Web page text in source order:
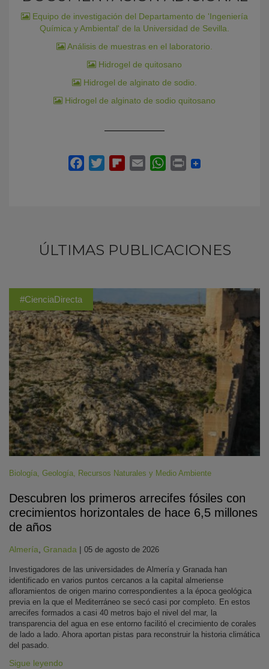
Equipo de investigación del Departamento de 'Ingeniería
Química y Ambiental' de la Universidad de Sevilla.
Análisis de muestras en el laboratorio.
Hidrogel de quitosano
Hidrogel de alginato de sodio.
Hidrogel de alginato de sodio quitosano
ÚLTIMAS PUBLICACIONES
#CienciaDirecta
Biología, Geología, Recursos Naturales y Medio Ambiente
Descubren los primeros arrecifes fósiles con
crecimientos horizontales de hace 6,5 millones
de años
Almería Granada | 05 de agosto de 2026
Investigadores de las universidades de Almería y Granada han
identificado en varios puntos cercanos a la capital almeriense
afloramientos de origen marino correspondientes a la época geológica
previa en la que el Mediterráneo se secó casi por completo. En estos
arrecifes formados a casi 40 metros bajo el nivel del mar, la
transparencia del agua en ese entorno facilitó el crecimiento de corales
de lado a lado. Ahora aportan pistas para reconstruir la historia climática
del pasado.
Sigue leyendo